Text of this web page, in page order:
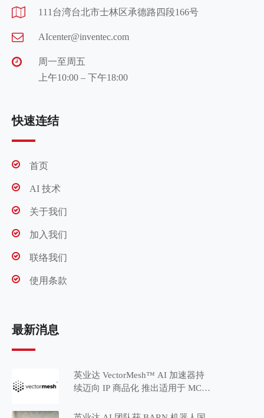
111台湾台北市士林区承德路四段166号
AIcenter@inventec.com
周一至周五
上午10:00 – 下午18:00
快速连结
首页
AI 技术
关于我们
加入我们
联络我们
使用条款
最新消息
英业达 VectorMesh™ AI 加速器持
续迈向 IP 商品化 推出适用于 MCU